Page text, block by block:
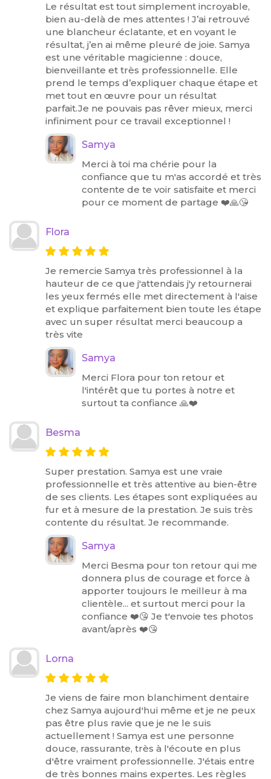
Le résultat est tout simplement incroyable,
bien au-delà de mes attentes ! J’ai retrouvé
une blancheur éclatante, et en voyant le
résultat, j’en ai même pleuré de joie. Samya
est une véritable magicienne : douce,
bienveillante et très professionnelle. Elle
prend le temps d’expliquer chaque étape et
met tout en œuvre pour un résultat
parfait.Je ne pouvais pas rêver mieux, merci
infiniment pour ce travail exceptionnel !
Samya
Merci à toi ma chérie pour la
confiance que tu m'as accordé et très
contente de te voir satisfaite et merci
pour ce moment de partage ❤️🙏😘
Flora
Je remercie Samya très professionnel à la
hauteur de ce que j'attendais j'y retournerai
les yeux fermés elle met directement à l'aise
et explique parfaitement bien toute les étape
avec un super résultat merci beaucoup a
très vite
Samya
Merci Flora pour ton retour et
l'intérêt que tu portes à notre et
surtout ta confiance 🙏❤️
Besma
Super prestation. Samya est une vraie
professionnelle et très attentive au bien-être
de ses clients. Les étapes sont expliquées au
fur et à mesure de la prestation. Je suis très
contente du résultat. Je recommande.
Samya
Merci Besma pour ton retour qui me
donnera plus de courage et force à
apporter toujours le meilleur à ma
clientèle... et surtout merci pour la
confiance ❤️😘 Je t'envoie tes photos
avant/après ❤️😘
Lorna
Je viens de faire mon blanchiment dentaire
chez Samya aujourd'hui même et je ne peux
pas être plus ravie que je ne le suis
actuellement ! Samya est une personne
douce, rassurante, très à l'écoute en plus
d'être vraiment professionnelle. J'étais entre
de très bonnes mains expertes. Les règles